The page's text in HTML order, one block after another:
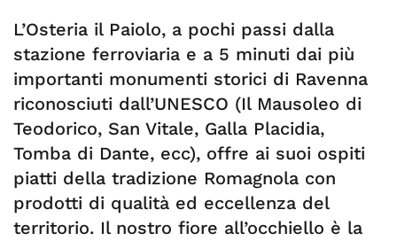
L’Osteria il Paiolo, a pochi passi dalla
stazione ferroviaria e a 5 minuti dai più
importanti monumenti storici di Ravenna
riconosciuti dall’UNESCO (Il Mausoleo di
Teodorico, San Vitale, Galla Placidia,
Tomba di Dante, ecc), offre ai suoi ospiti
piatti della tradizione Romagnola con
prodotti di qualità ed eccellenza del
territorio. Il nostro fiore all’occhiello è la